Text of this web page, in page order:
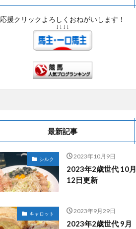
応援クリックよろしくおねがいします！
↓↓↓↓
最新記事
シルク 2023年10月9日
2023年2歳世代 10月
12日更新
キャロット 2023年9月29日
2023年2歳世代 9月